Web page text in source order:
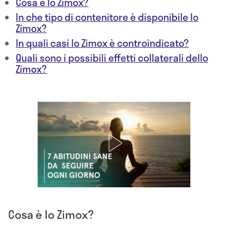
In che tipo di contenitore è disponibile lo
Zimox?
In quali casi lo Zimox è controindicato?
Quali sono i possibili effetti collaterali dello
Zimox?
Cosa è lo Zimox?